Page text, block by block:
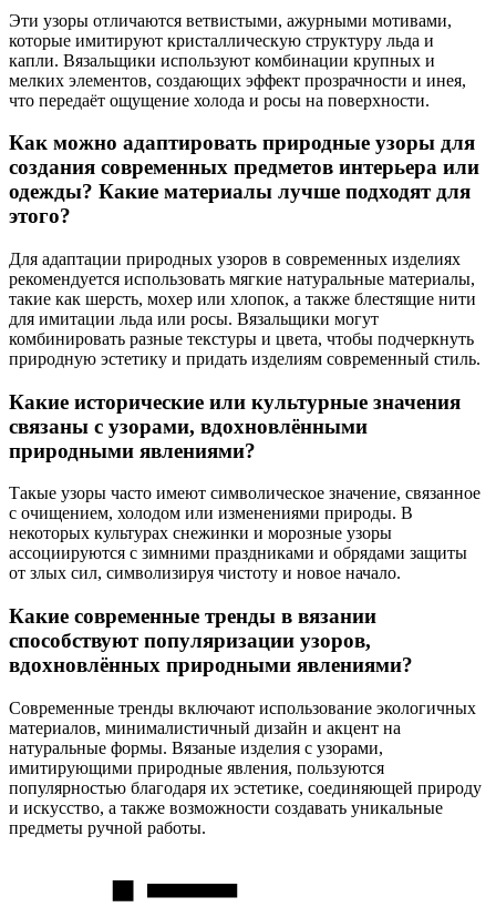
Эти узоры отличаются ветвистыми, ажурными мотивами,
которые имитируют кристаллическую структуру льда и
капли. Вязальщики используют комбинации крупных и
мелких элементов, создающих эффект прозрачности и инея,
что передаёт ощущение холода и росы на поверхности.
Как можно адаптировать природные узоры для
создания современных предметов интерьера или
одежды? Какие материалы лучше подходят для
этого?
Для адаптации природных узоров в современных изделиях
рекомендуется использовать мягкие натуральные материалы,
такие как шерсть, мохер или хлопок, а также блестящие нити
для имитации льда или росы. Вязальщики могут
комбинировать разные текстуры и цвета, чтобы подчеркнуть
природную эстетику и придать изделиям современный стиль.
Какие исторические или культурные значения
связаны с узорами, вдохновлёнными
природными явлениями?
Такые узоры часто имеют символическое значение, связанное
с очищением, холодом или изменениями природы. В
некоторых культурах снежинки и морозные узоры
ассоциируются с зимними праздниками и обрядами защиты
от злых сил, символизируя чистоту и новое начало.
Какие современные тренды в вязании
способствуют популяризации узоров,
вдохновлённых природными явлениями?
Современные тренды включают использование экологичных
материалов, минималистичный дизайн и акцент на
натуральные формы. Вязаные изделия с узорами,
имитирующими природные явления, пользуются
популярностью благодаря их эстетике, соединяющей природу
и искусство, а также возможности создавать уникальные
предметы ручной работы.